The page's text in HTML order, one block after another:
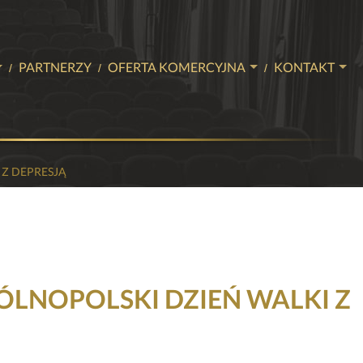
PARTNERZY OFERTA KOMERCYJNA
WIĘCEJ NIŻ TEATR
KONTAKT
DEPRESJĄ
DZIEŃ WALKI Z